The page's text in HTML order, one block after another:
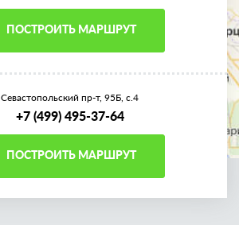
ПОСТРОИТЬ МАРШРУТ
Севастопольский пр-т, 95Б, с.4
+7 (499) 495-37-64
ПОСТРОИТЬ МАРШРУТ